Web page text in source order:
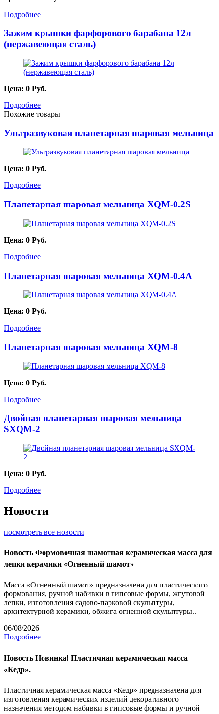
Подробнее
Зажим крышки фарфорового барабана 12л
(нержавеющая сталь)
Цена: 0 Руб.
Подробнее
Похожие товары
Ультразвуковая планетарная шаровая мельница
Цена: 0 Руб.
Подробнее
Планетарная шаровая мельница XQM-0.2S
Цена: 0 Руб.
Подробнее
Планетарная шаровая мельница XQM-0.4A
Цена: 0 Руб.
Подробнее
Планетарная шаровая мельница XQM-8
Цена: 0 Руб.
Подробнее
Двойная планетарная шаровая мельница
SXQM-2
Цена: 0 Руб.
Подробнее
Новости
посмотреть все новости
Новость Формовочная шамотная керамическая масса для
лепки керамики «Огненный шамот»
Масса «Огненный шамот» предназначена для пластического
формования, ручной набивки в гипсовые формы, жгутовой
лепки, изготовления садово-парковой скульптуры,
архитектурной керамики, обжига огненной скульптуры...
06/08/2026
Подробнее
Новость Новинка! Пластичная керамическая масса
«Кедр».
Пластичная керамическая масса «Кедр» предназначена для
изготовления керамических изделий декоративного
назначения методом набивки в гипсовые формы и ручной